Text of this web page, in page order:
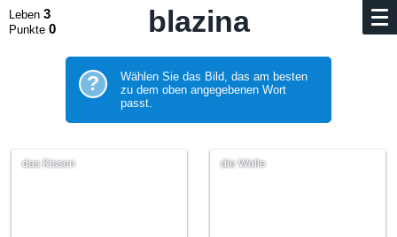
Leben 3
Punkte 0 blazina
?
Wählen Sie das Bild, das am besten
zu dem oben angegebenen Wort
passt.
das Kissen die Wolle